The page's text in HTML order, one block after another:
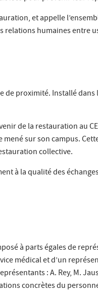
et appelle
relations humaines entre
proximité. Installé dans
de la restauration au
sur son campus.
collective.
à la qualité des
à parts égales de
médical et d’un
: A. Rey, M.
concrètes du